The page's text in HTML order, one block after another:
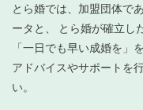
とら婚では、加盟団体で
ータと、 とら婚が確立し
「一日でも早い成婚を」
アドバイスやサポートを
い。